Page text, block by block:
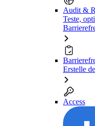
Audit &
Teste,
Erstelle
Access